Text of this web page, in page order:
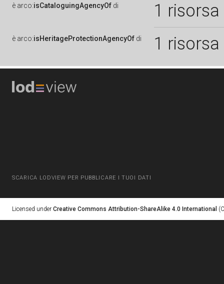
è arco:isCataloguingAgencyOf di 1 risorsa
è arco:isHeritageProtectionAgencyOf di 1 risorsa
SCARICA LODVIEW PER PUBBLICARE I TUOI DATI
Licensed under Creative Commons Attribution-ShareAlike 4.0 International